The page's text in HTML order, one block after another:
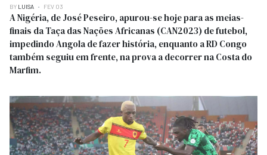
BY LUISA FEV 03
A Nigéria, de José Peseiro, apurou-se hoje para as meias-
finais da Taça das Nações Africanas (CAN2023) de futebol,
impedindo Angola de fazer história, enquanto a RD Congo
também seguiu em frente, na prova a decorrer na Costa do
Marfim.